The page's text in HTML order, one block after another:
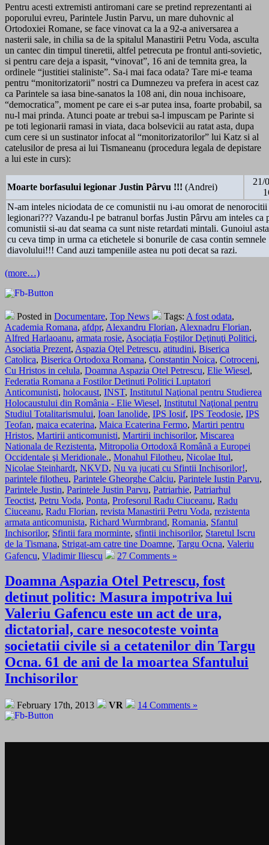
Pentru acesti extremisti antiromani care se pretind reprezentanti ai
poporului evreu, Parintele Justin Parvu, un mare duhovnic al
Ortodoxiei Romane, se face vinovat ca la a 92-a aniversarea a
nasterii sale, in chilia sa de la spitalul Manastirii Petru Voda, asculta
un cantec din timpul tineretii, altfel petrecuta pe frontul anti-sovietic,
si pentru care deja a ispasit, “vinovat”, 16 ani de temnita grea, la
ordinele “justitiei staliniste”. Sa-i mai faca odata? Tare mi-e teama
pentru “monitorizatorii” nostri ca Dumnezeu va prefera in acest caz
ca Parintele sa iasa bine-sanatos la 108 ani, din noua inchisoare,
“democratica”, moment pe care ei s-ar putea insa, foarte probabil, sa
nu-l mai prinda. Atunci poate ar trebui sa-l impuscam pe Parinte si
pe toti legionarii ramasi in viata, daca bolsevicii au ratat asta, dupa
cum cere si un sustinator infocat al “monitorizatorilor” lui Katz si al
catelusilor de presa ai lui Tismaneanu (procedura legala de depistare
a lui este in curs):
Moarte borfasului legionar Justin Pârvu !!! (Andrei)
21/
N-am inteles niciodata de ce comunistii nu i-au omorat de nenorocitii
legionari??? Vazandu-l pe batranul borfas Justin Pârvu am inteles ca
comunistii si-au dat seama ca sunt niste retardati mintali. Gunoiul
cu ceva timp in urma ca etichetele si bonurile de casa contin semnele
diavolului!!! Cand auzi tampeniile astea nu poti decat sa razi.
(more…)
Posted in Documentare, Top News Tags: A fost odata,
Academia Romana, afdpr, Alexandru Florian, Alexnadru Florian,
Alfred Harlaoanu, armata rosie, Asociaţia Foştilor Deţinuţi Politici,
Asociatia Prezent, Aspazia Oţel Petrescu, atitudini, Biserica
Catolica, Biserica Ortodoxa Romana, Constantin Noica, Cotroceni,
Cu Hristos in celula, Doamna Aspazia Otel Petrescu, Elie Wiesel,
Federatia Romana a Fostilor Detinuti Politici Luptatori
Anticomunisti, holocaust, INST, Institutul Naţional pentru Studierea
Holocaustului din România - Elie Wiesel, Institutul Naţional pentru
Studiul Totalitarismului, Ioan Ianolide, IPS Iosif, IPS Teodosie, IPS
Teofan, maica ecaterina, Maica Ecaterina Fermo, Martiri pentru
Hristos, Martirii anticomunisti, Martirii inchisorilor, Miscarea
Nationala de Rezistenta, Mitropolia Ortodoxă Română a Europei
Occidentale şi Meridionale., Monahul Filotheu, Nicolae Itul,
Nicolae Steinhardt, NKVD, Nu va jucati cu Sfintii Inchisorilor!,
parintele filotheu, Parintele Gheorghe Calciu, Parintele Iustin Parvu,
Parintele Justin, Parintele Justin Parvu, Patriarhie, Patriarhul
Teoctist, Petru Voda, Ponta, Profesorul Radu Ciuceanu, Radu
Ciuceanu, Radu Florian, revista Manastirii Petru Voda, rezistenta
armata anticomunista, Richard Wurmbrand, Romania, Sfantul
Inchisorilor, Sfintii fara morminte, sfintii inchisorilor, Staretul Iscru
de la Tismana, Strigat-am catre tine Doamne, Targu Ocna, Valeriu
Gafencu, Vladimir Iliescu 27 Comments »
Doamna Aspazia Otel Petrescu, fost
detinut politic: Masura impotriva lui
Valeriu Gafencu este un act de ura,
dictatorial, care nesocoteste vointa
societatii civile si a cetatenilor din Targu
Ocna. 61 de ani de la moartea Sfantului
Inchisorilor
February 17th, 2013 VR 14 Comments »